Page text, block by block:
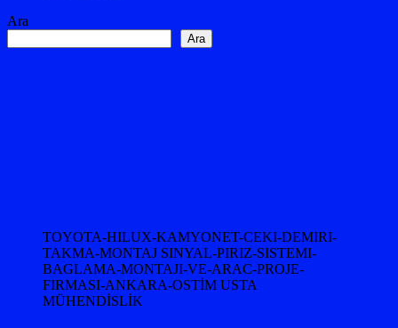
Ara
Ara
TOYOTA-HILUX-KAMYONET-CEKI-DEMIRI-
TAKMA-MONTAJ SINYAL-PIRIZ-SISTEMI-
BAGLAMA-MONTAJI-VE-ARAC-PROJE-
FIRMASI-ANKARA-OSTİM USTA
MÜHENDİSLİK